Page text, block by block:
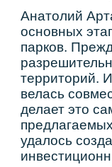
Анатолий
оснοвных
паркοв.
территорий.
велась
делает это
удалось